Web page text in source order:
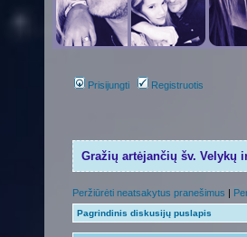
Prisijungti Registruotis
Gražių artėjančių šv. Velykų
Peržiūrėti neatsakytus pranešimus |
Pagrindinis diskusijų puslapis